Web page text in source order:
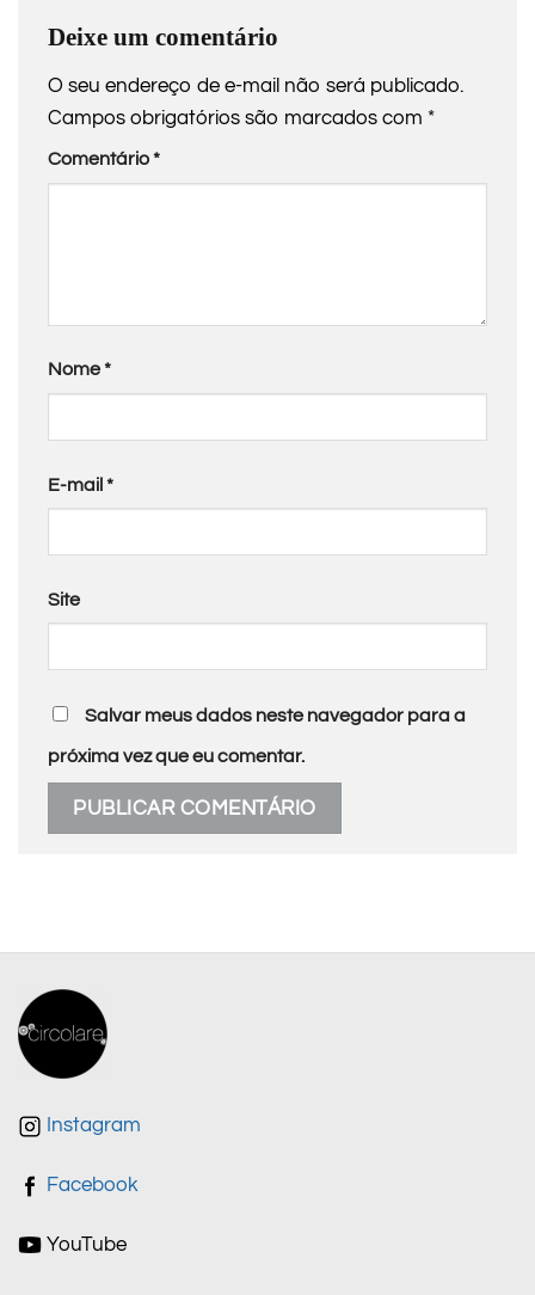
Deixe um comentário
O seu endereço de e-mail não será publicado.
Campos obrigatórios são marcados com *
Comentário*
Nome*
E-mail*
Site
Salvar meus dados neste navegador para a
próxima vez que eu comentar.
Instagram
Facebook
YouTube